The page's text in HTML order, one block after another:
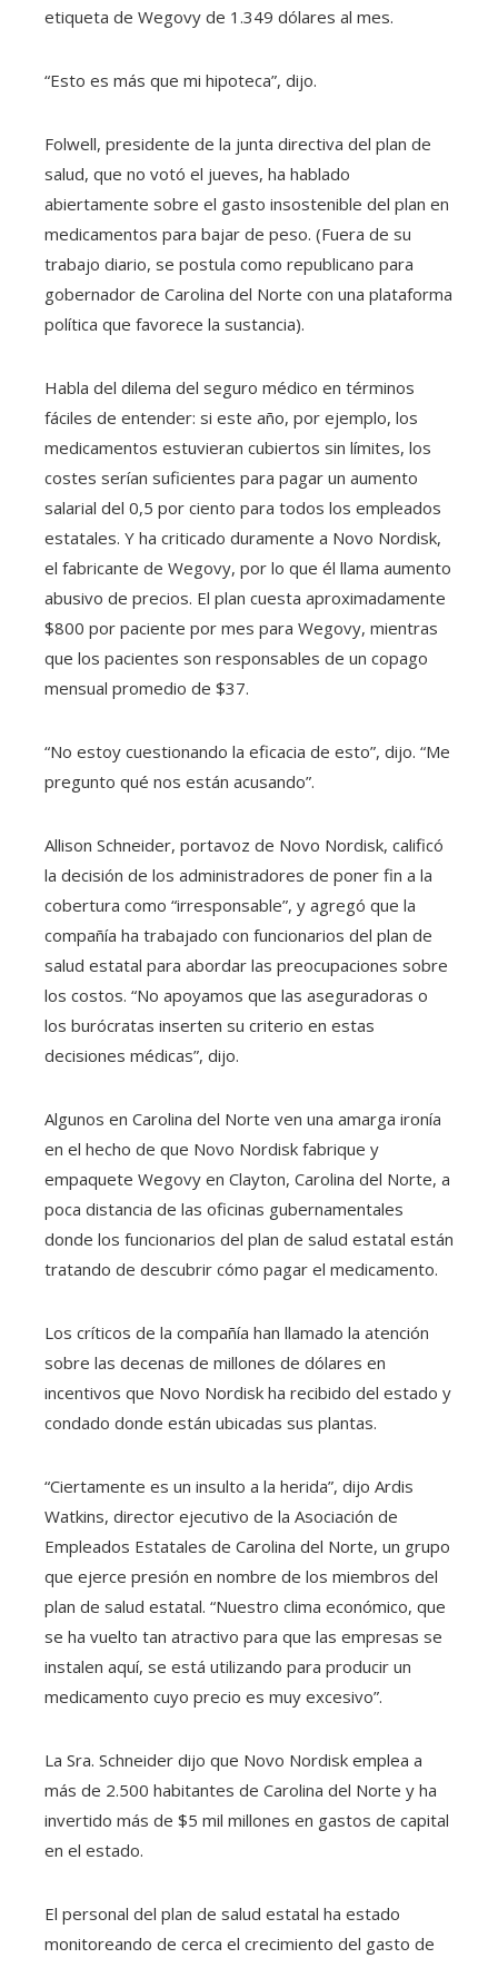
etiqueta de Wegovy de 1.349 dólares al mes.
“Esto es más que mi hipoteca”, dijo.
Folwell, presidente de la junta directiva del plan de
salud, que no votó el jueves, ha hablado
abiertamente sobre el gasto insostenible del plan en
medicamentos para bajar de peso. (Fuera de su
trabajo diario, se postula como republicano para
gobernador de Carolina del Norte con una plataforma
política que favorece la sustancia).
Habla del dilema del seguro médico en términos
fáciles de entender: si este año, por ejemplo, los
medicamentos estuvieran cubiertos sin límites, los
costes serían suficientes para pagar un aumento
salarial del 0,5 por ciento para todos los empleados
estatales. Y ha criticado duramente a Novo Nordisk,
el fabricante de Wegovy, por lo que él llama aumento
abusivo de precios. El plan cuesta aproximadamente
$800 por paciente por mes para Wegovy, mientras
que los pacientes son responsables de un copago
mensual promedio de $37.
“No estoy cuestionando la eficacia de esto”, dijo. “Me
pregunto qué nos están acusando”.
Allison Schneider, portavoz de Novo Nordisk, calificó
la decisión de los administradores de poner fin a la
cobertura como “irresponsable”, y agregó que la
compañía ha trabajado con funcionarios del plan de
salud estatal para abordar las preocupaciones sobre
los costos. “No apoyamos que las aseguradoras o
los burócratas inserten su criterio en estas
decisiones médicas”, dijo.
Algunos en Carolina del Norte ven una amarga ironía
en el hecho de que Novo Nordisk fabrique y
empaquete Wegovy en Clayton, Carolina del Norte, a
poca distancia de las oficinas gubernamentales
donde los funcionarios del plan de salud estatal están
tratando de descubrir cómo pagar el medicamento.
Los críticos de la compañía han llamado la atención
sobre las decenas de millones de dólares en
incentivos que Novo Nordisk ha recibido del estado y
condado donde están ubicadas sus plantas.
“Ciertamente es un insulto a la herida”, dijo Ardis
Watkins, director ejecutivo de la Asociación de
Empleados Estatales de Carolina del Norte, un grupo
que ejerce presión en nombre de los miembros del
plan de salud estatal. “Nuestro clima económico, que
se ha vuelto tan atractivo para que las empresas se
instalen aquí, se está utilizando para producir un
medicamento cuyo precio es muy excesivo”.
La Sra. Schneider dijo que Novo Nordisk emplea a
más de 2.500 habitantes de Carolina del Norte y ha
invertido más de $5 mil millones en gastos de capital
en el estado.
El personal del plan de salud estatal ha estado
monitoreando de cerca el crecimiento del gasto de